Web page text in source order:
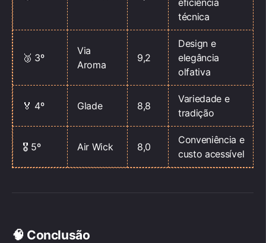
técnica
🥉 3º
Via
Aroma
9,2
Design e
elegância
olfativa
🏅 4º Glade 8,8
Variedade e
tradição
🎖️ 5º Air Wick 8,0
Conveniência e
custo acessível
🧠 Conclusão